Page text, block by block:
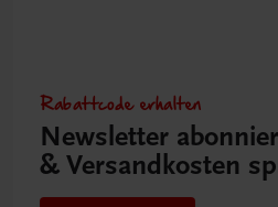
Rabattcode erhalten
Newsletter
& Versandkosten